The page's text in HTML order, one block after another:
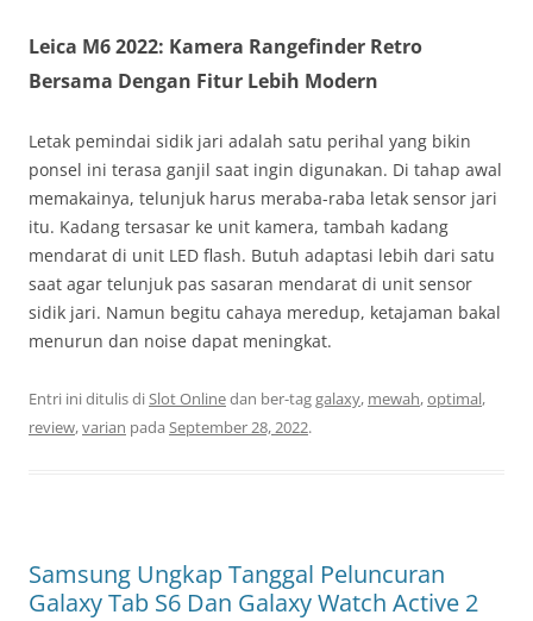
Leica M6 2022: Kamera Rangefinder Retro
Bersama Dengan Fitur Lebih Modern
Letak pemindai sidik jari adalah satu perihal yang bikin
ponsel ini terasa ganjil saat ingin digunakan. Di tahap awal
memakainya, telunjuk harus meraba-raba letak sensor jari
itu. Kadang tersasar ke unit kamera, tambah kadang
mendarat di unit LED flash. Butuh adaptasi lebih dari satu
saat agar telunjuk pas sasaran mendarat di unit sensor
sidik jari. Namun begitu cahaya meredup, ketajaman bakal
menurun dan noise dapat meningkat.
Entri ini ditulis diSlot Onlinedan ber-taggalaxy, mewah,optimal,
review,varian pada September 28, 2022.
Samsung Ungkap Tanggal Peluncuran
Galaxy Tab S6 Dan Galaxy Watch Active 2